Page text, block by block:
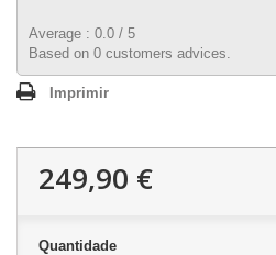
Average : 0.0 / 5
Based on 0 customers advices.
Imprimir
249,90 €
Quantidade